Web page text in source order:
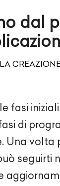
dal
fasi
di
Una volta
seguirti